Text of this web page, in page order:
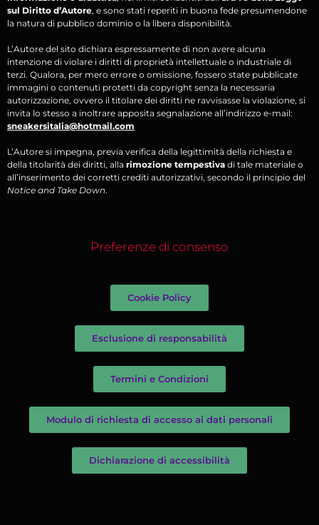
sul Diritto d’Autore, e sono stati reperiti in buona fede presumendone
la natura di pubblico dominio o la libera disponibilità.
L’Autore del sito dichiara espressamente di non avere alcuna
intenzione di violare i diritti di proprietà intellettuale o industriale di
terzi. Qualora, per mero errore o omissione, fossero state pubblicate
immagini o contenuti protetti da copyright senza la necessaria
autorizzazione, ovvero il titolare dei diritti ne ravvisasse la violazione, si
invita lo stesso a inoltrare apposita segnalazione all’indirizzo e-mail:
sneakersitalia@hotmail.com
L’Autore si impegna, previa verifica della legittimità della richiesta e
della titolarità dei diritti, alla rimozione tempestiva di tale materiale o
all’inserimento dei corretti crediti autorizzativi, secondo il principio del
Notice and Take Down.
Preferenze di consenso
Cookie Policy
Esclusione di responsabilità
Termini e Condizioni
Modulo di richiesta di accesso ai dati personali
Dichiarazione di accessibilità